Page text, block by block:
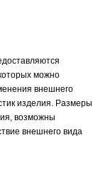
можно
внешнего
изделия. Размеры
возможны
внешнего вида